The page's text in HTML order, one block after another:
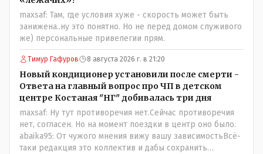
не иначе инопланетянин, ну а на чём инопланетяне
передвигаются?
maxsaf: Там, где условия хуже - скорость может быть
занижена..ну это понятно. Но не перед домом служивого
же) персональные привелегии прям.
Тимур Гафуров 8 августа 2026 г. в 21:20
Новый кондиционер установили после смерти -
Ответа на главный вопрос про ЧП в детском
центре Костаная "НГ" добивалась три дня
maxsaf: Ну тут противоречия нет.Сейчас противоречия
нет, согласен. Но на момент поездки в центр оно было.
abaika95: От чужого мнения вижу вашу зависимостьВсё-
таки редакция это коллектив и дабы сохранить